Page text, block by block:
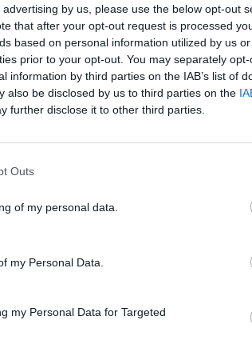
by us, please use the below opt-out
that after your opt-out request is processed
based on personal information utilized by us
prior to your opt-out. You may separately
information by third parties on the IAB’s list of
also be disclosed by us to third parties on the
further disclose it to other third parties.
Outs
of my personal data.
my Personal Data.
my Personal Data for Targeted
jedyną dostępną opcją będzie